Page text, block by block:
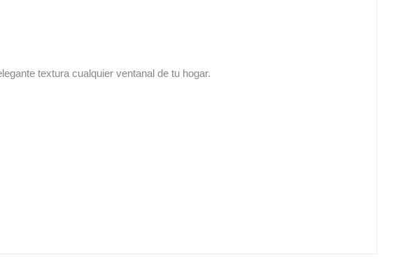
textura cualquier ventanal de tu hogar.